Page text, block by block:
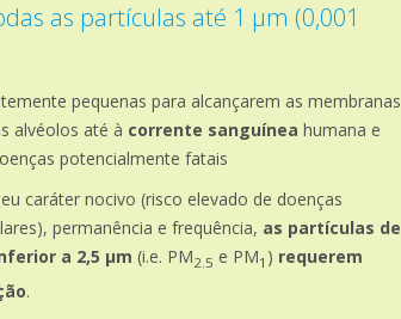
as partículas até 1 µm (0,001
pequenas para alcançarem as membranas
alvéolos até à corrente sanguínea humana e
potencialmente fatais
caráter nocivo (risco elevado de doenças
permanência e frequência, as partículas de
a 2,5 μm (i.e. PM2.5 e PM1 ) requerem
.